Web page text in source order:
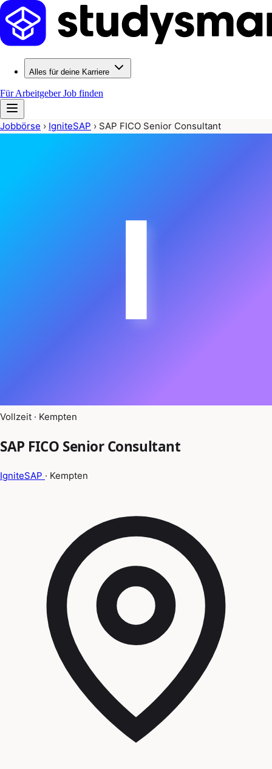
Alles für deine Karriere
Für ArbeitgeberJob finden
Jobbörse › IgniteSAP › SAP FICO Senior Consultant
I
Vollzeit · Kempten
SAP FICO Senior Consultant
IgniteSAP · Kempten